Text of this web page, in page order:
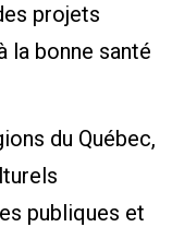
projets
la bonne santé
du Québec,
publiques et